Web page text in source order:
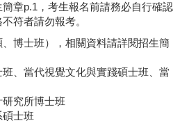
章p.1，考生報名前請務必自行確認
符者請勿報考。
博士班），相關資料請詳閱招生簡
、當代視覺文化與實踐碩士班、當
究所博士班
士班